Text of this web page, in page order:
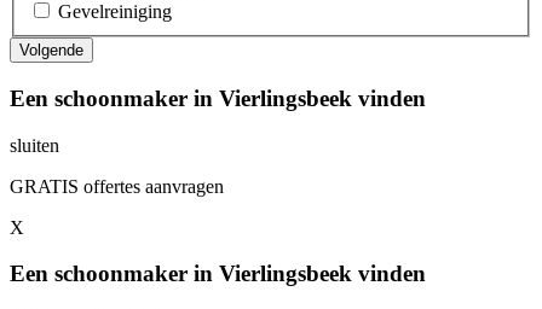
Gevelreiniging
Een schoonmaker in Vierlingsbeek vinden
sluiten
GRATIS offertes aanvragen
X
Een schoonmaker in Vierlingsbeek vinden